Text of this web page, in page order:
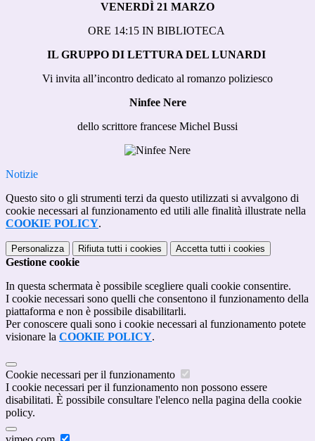
VENERDÌ 21 MARZO
ORE 14:15 IN BIBLIOTECA
IL GRUPPO DI LETTURA DEL LUNARDI
Vi invita all’incontro dedicato al romanzo poliziesco
Ninfee Nere
dello scrittore francese Michel Bussi
Notizie
Questo sito o gli strumenti terzi da questo utilizzati si avvalgono di
cookie necessari al funzionamento ed utili alle finalità illustrate nella
COOKIE POLICY.
Personalizza Rifiuta tutti i cookies Accetta tutti i cookies
Gestione cookie
In questa schermata è possibile scegliere quali cookie consentire.
I cookie necessari sono quelli che consentono il funzionamento della
piattaforma e non è possibile disabilitarli.
Per conoscere quali sono i cookie necessari al funzionamento potete
visionare la COOKIE POLICY.
Cookie necessari per il funzionamento
I cookie necessari per il funzionamento non possono essere
disabilitati. È possibile consultare l'elenco nella pagina della cookie
policy.